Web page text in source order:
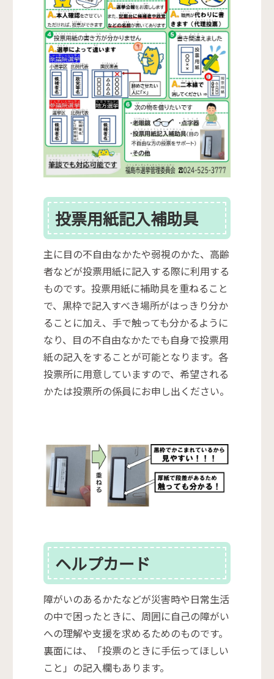
投票用紙記入補助具
主に目の不自由なかたや弱視のかた、高齢
者などが投票用紙に記入する際に利用する
ものです。投票用紙に補助具を重ねること
で、黒枠で記入すべき場所がはっきり分か
ることに加え、手で触っても分かるように
なり、目の不自由なかたでも自身で投票用
紙の記入をすることが可能となります。各
投票所に用意していますので、希望される
かたは投票所の係員にお申し出ください。
ヘルプカード
障がいのあるかたなどが災害時や日常生活
の中で困ったときに、周囲に自己の障がい
への理解や支援を求めるためのものです。
裏面には、「投票のときに手伝ってほしい
こと」の記入欄もあります。